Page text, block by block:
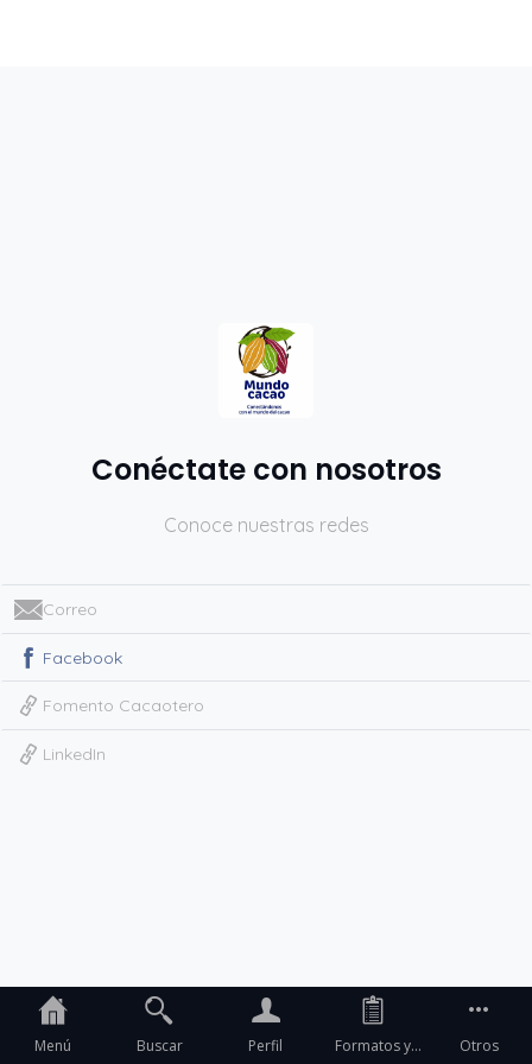
Conéctate con nosotros
Conoce nuestras redes
Correo
Facebook
Fomento Cacaotero
LinkedIn
Menú Buscar Perfil
Formatos y
Otros